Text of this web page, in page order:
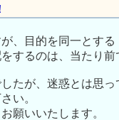
、目的を同一とす
するのは、当たり
たが、迷惑とは思
い。
願いいたします。